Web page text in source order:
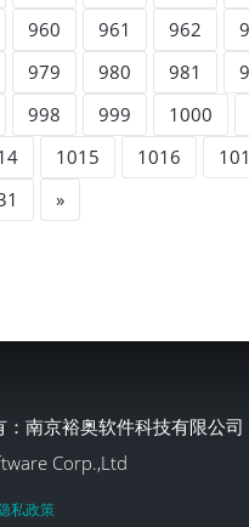
960 961 962
979 980 981
998 999 1000
1015 1016
»
：南京裕奥软件科技有限公司
Corp.,Ltd
私政策